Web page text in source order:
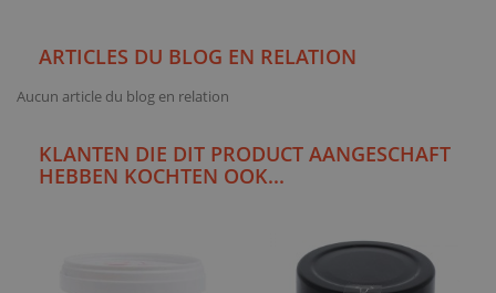
ARTICLES DU BLOG EN RELATION
Aucun article du blog en relation
KLANTEN DIE DIT PRODUCT AANGESCHAFT
HEBBEN KOCHTEN OOK...